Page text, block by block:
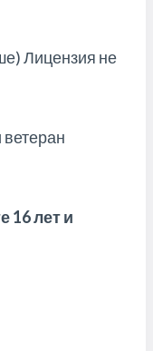
Лицензия не
16 лет и